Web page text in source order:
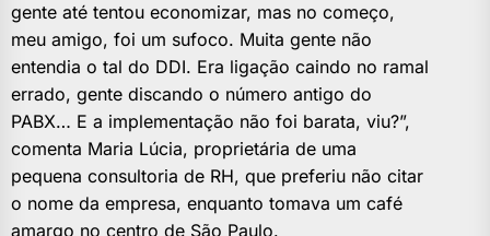
gente até tentou economizar, mas no começo,
meu amigo, foi um sufoco. Muita gente não
entendia o tal do DDI. Era ligação caindo no ramal
errado, gente discando o número antigo do
PABX… E a implementação não foi barata, viu?”,
comenta Maria Lúcia, proprietária de uma
pequena consultoria de RH, que preferiu não citar
o nome da empresa, enquanto tomava um café
amargo no centro de São Paulo.